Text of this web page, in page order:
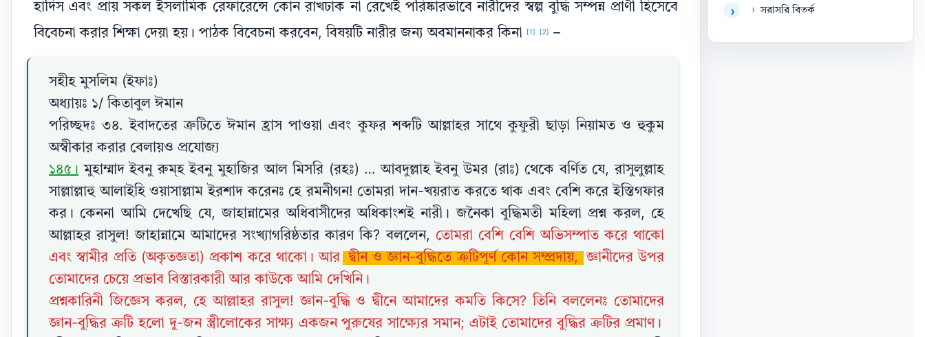
হাদিস এবং প্রায় সকল ইসলামিক রেফারেন্সে কোন রাখঢাক না রেখেই পরিষ্কারভাবে নারীদের স্বল্প বুদ্ধি সম্পন্ন প্রাণী হিসেবে
বিবেচনা করার শিক্ষা দেয়া হয়। পাঠক বিবেচনা করবেন, বিষয়টি নারীর জন্য অবমাননাকর কিনা
[1] [2] –
সহীহ মুসলিম (ইফাঃ)
অধ্যায়ঃ ১/ কিতাবুল ঈমান
পরিচ্ছদঃ ৩৪. ইবাদতের ত্রুটিতে ঈমান হ্রাস পাওয়া এবং কুফর শব্দটি আল্লাহর সাথে কুফুরী ছাড়া নিয়ামত ও হুকুম
অস্বীকার করার বেলায়ও প্রযোজ্য
১৪৫। মুহাম্মাদ ইবনু রুম্হ ইবনু মুহাজির আল মিসরি (রহঃ) … আবদুল্লাহ ইবনু উমর (রাঃ) থেকে বর্ণিত যে, রাসুলুল্লাহ
সাল্লাল্লাহু আলাইহি ওয়াসাল্লাম ইরশাদ করেনঃ হে রমনীগন! তোমরা দান-খয়রাত করতে থাক এবং বেশি করে ইস্তিগফার
কর। কেননা আমি দেখেছি যে, জাহান্নামের অধিবাসীদের অধিকাংশই নারী। জনৈকা বুদ্ধিমতী মহিলা প্রশ্ন করল, হে
আল্লাহর রাসুল! জাহান্নামে আমাদের সংখ্যাগরিষ্ঠতার কারণ কি? বললেন, তোমরা বেশি বেশি অভিসম্পাত করে থাকো
এবং স্বামীর প্রতি (অকৃতজ্ঞতা) প্রকাশ করে থাকো। আর দ্বীন ও জ্ঞান-বুদ্ধিতে ক্রটিপূর্ণ কোন সম্প্রদায়,
জ্ঞানীদের উপর
তোমাদের চেয়ে প্রভাব বিস্তারকারী আর কাউকে আমি দেখিনি।
প্রশ্নকারিনী জিজ্ঞেস করল, হে আল্লাহর রাসুল! জ্ঞান-বুদ্ধি ও দ্বীনে আমাদের কমতি কিসে? তিনি বললেনঃ তোমাদের
জ্ঞান-বুদ্ধির ক্রটি হলো দু-জন স্ত্রীলোকের সাক্ষ্য একজন পুরুষের সাক্ষ্যের সমান; এটাই তোমাদের বুদ্ধির ক্রটির প্রমাণ।
› › সরাসরি বিতর্ক